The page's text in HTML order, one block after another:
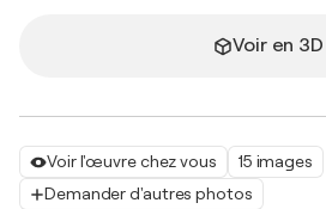
Voir l'œuvre chez vous
15 images
Demander d'autres photos
Voir en 3D